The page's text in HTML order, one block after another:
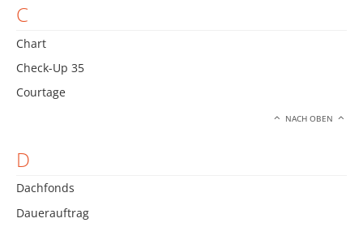
C
Chart
Check-Up 35
Courtage
NACH OBEN
D
Dachfonds
Dauerauftrag